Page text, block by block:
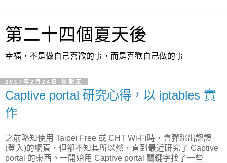
第二十四個夏天後
幸福，不是做自己喜歡的事，而是喜歡自己做的事
2017年2月24日 星期五
Captive portal 研究心得，以 iptables 實
作
之前略知使用 Taipei Free 或 CHT Wi-Fi時，會彈跳出認證
(登入)的網頁，但卻不知其所以然，直到最近研究了 Captive
portal 的東西。一開始用 Captive portal 關鍵字找了一些